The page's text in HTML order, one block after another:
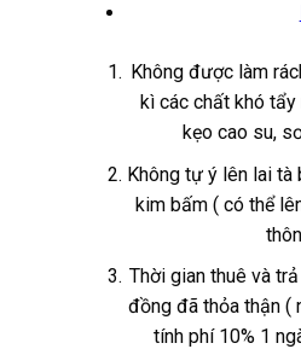
Không được làm
kì các chất khó tẩy
kẹo cao su,
Không tự ý lên lai tà
kim bấm ( có thể
Thời gian thuê và
đồng đã thỏa thận (
tính phí 10% 1